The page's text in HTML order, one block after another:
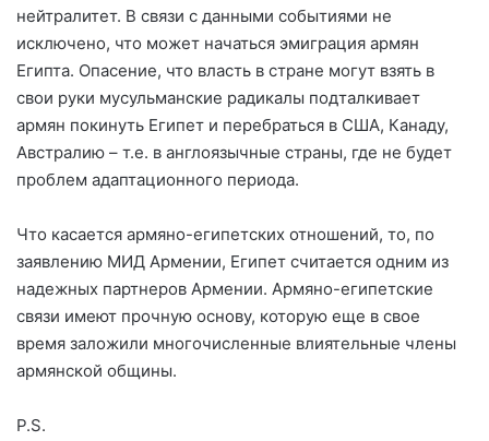
нейтралитет. В связи с данными событиями не
исключено, что может начаться эмиграция армян
Египта. Опасение, что власть в стране могут взять в
свои руки мусульманские радикалы подталкивает
армян покинуть Египет и перебраться в США, Канаду,
Австралию – т.е. в англоязычные страны, где не будет
проблем адаптационного периода.
Что касается армяно-египетских отношений, то, по
заявлению МИД Армении, Египет считается одним из
надежных партнеров Армении. Армяно-египетские
связи имеют прочную основу, которую еще в свое
время заложили многочисленные влиятельные члены
армянской общины.
P.S.